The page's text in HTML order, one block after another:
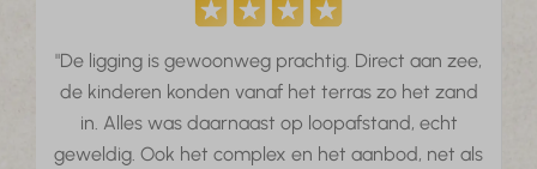
"De ligging is gewoonweg prachtig. Direct aan zee,
de kinderen konden vanaf het terras zo het zand
in. Alles was daarnaast op loopafstand, echt
geweldig. Ook het complex en het aanbod, net als